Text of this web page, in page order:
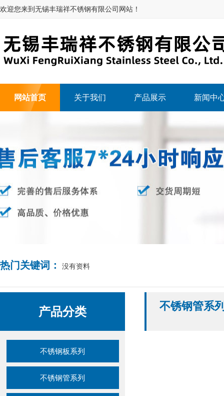
欢迎您来到无锡丰瑞祥不锈钢有限公司网站！
网站首页 关于我们 产品展示 新闻中
热门关键词： 没有资料
产品分类
不锈钢板系列
不锈钢管系列
不锈钢管系